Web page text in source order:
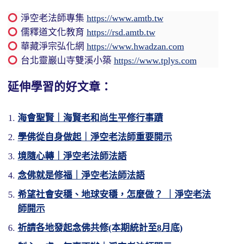
淨空老法師專集 https://www.amtb.tw
儒釋道文化教育 https://rsd.amtb.tw
華藏淨宗弘化網 https://www.hwadzan.com
台北靈巖山寺雙溪小築 https://www.tplys.com
延伸學習的好文章：
海會聖賢｜海賢老和尚生平修行事蹟
學佛從自身做起｜淨空老法師重要開示
境隨心轉｜淨空老法師法語
念佛就是修福｜淨空老法師法語
希望社會安穩、地球安穩，怎麼做？ ｜淨空老法
師開示
祈請各地發起念佛共修(本期統計至8月底)